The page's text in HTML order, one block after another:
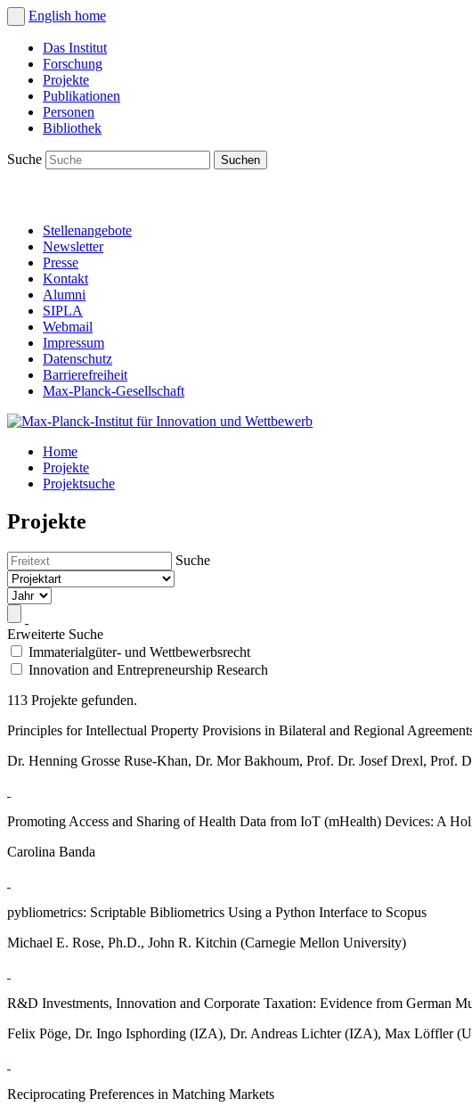
English home
Das Institut
Forschung
Projekte
Publikationen
Personen
Bibliothek
Suche
Stellenangebote
Newsletter
Presse
Kontakt
Alumni
SIPLA
Webmail
Impressum
Datenschutz
Barrierefreiheit
Max-Planck-Gesellschaft
Home
Projekte
Projektsuche
Projekte
Suche
Erweiterte Suche
Immaterialgüter- und Wettbewerbsrecht
Innovation and Entrepreneurship Research
113 Projekte gefunden.
Principles for Intellectual Property Provisions in Bilateral and Regional
Dr. Henning Grosse Ruse-Khan, Dr. Mor Bakhoum, Prof. Dr. Josef Drexl,
Promoting Access and Sharing of Health Data from IoT (mHealth) Devices: A
Carolina Banda
pybliometrics: Scriptable Bibliometrics Using a Python Interface to Scopus
Michael E. Rose, Ph.D., John R. Kitchin (Carnegie Mellon University)
R&D Investments, Innovation and Corporate Taxation: Evidence from German
Felix Pöge, Dr. Ingo Isphording (IZA), Dr. Andreas Lichter (IZA), Max Löffler
Reciprocating Preferences in Matching Markets